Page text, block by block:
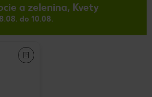
a zelenina, Kvety
do 10.08.